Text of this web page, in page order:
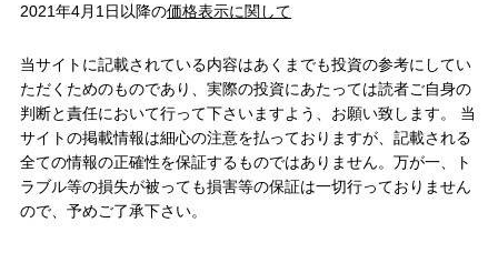
2021年4月1日以降の価格表示に関して
当サイトに記載されている内容はあくまでも投資の参考にしてい
ただくためのものであり、実際の投資にあたっては読者ご自身の
判断と責任において行って下さいますよう、お願い致します。 当
サイトの掲載情報は細心の注意を払っておりますが、記載される
全ての情報の正確性を保証するものではありません。万が一、ト
ラブル等の損失が被っても損害等の保証は一切行っておりません
ので、予めご了承下さい。